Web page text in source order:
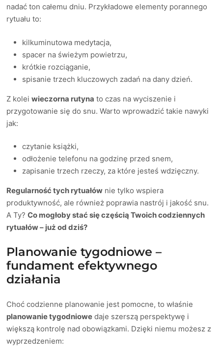
nadać ton całemu dniu. Przykładowe elementy porannego
rytuału to:
kilkuminutowa medytacja,
spacer na świeżym powietrzu,
krótkie rozciąganie,
spisanie trzech kluczowych zadań na dany dzień.
Z koleiwieczorna rutyna to czas na wyciszenie i
przygotowanie się do snu. Warto wprowadzić takie nawyki
jak:
czytanie książki,
odłożenie telefonu na godzinę przed snem,
zapisanie trzech rzeczy, za które jesteś wdzięczny.
Regularność tych rytuałów nie tylko wspiera
produktywność, ale również poprawia nastrój i jakość snu.
A Ty?Co mogłoby stać się częścią Twoich codziennych
rytuałów – już od dziś?
Planowanie tygodniowe –
fundament efektywnego
działania
Choć codzienne planowanie jest pomocne, to właśnie
planowanie tygodniowe daje szerszą perspektywę i
większą kontrolę nad obowiązkami. Dzięki niemu możesz z
wyprzedzeniem: